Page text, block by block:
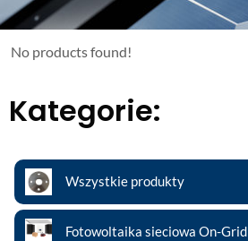
Kategorie:
Wszystkie produkty
Fotowoltaika sieciowa On-Grid
No products found!